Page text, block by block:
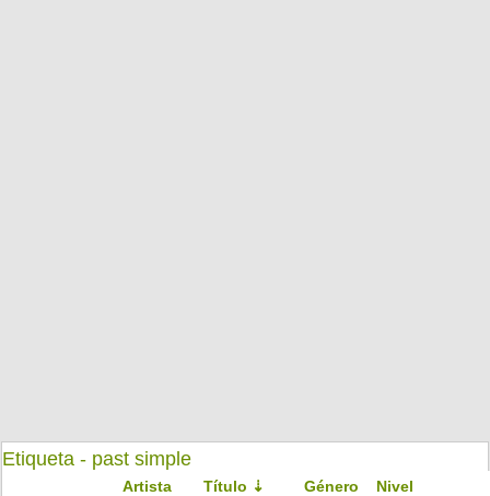
Etiqueta - past simple
Artista Título Género
Nivel